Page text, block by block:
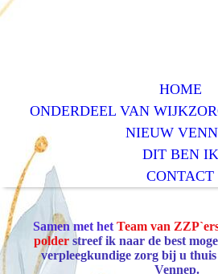
HOME
ONDERDEEL VAN
NIEUW
DIT BEN IK
CONTACT
Samen met het Team van
polder streef ik naar de best
verpleegkundige zorg bij u
Vennep.